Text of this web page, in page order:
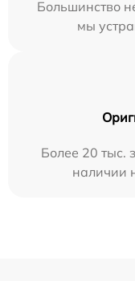
Большинство
мы
Более 20 тыс.
наличии